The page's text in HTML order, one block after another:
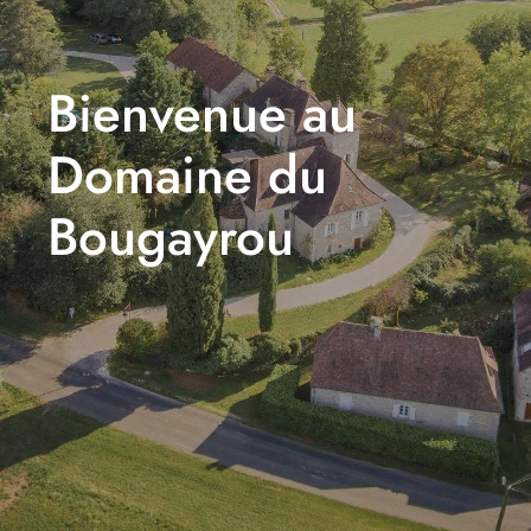
Bienvenue au
Domaine du
Bougayrou